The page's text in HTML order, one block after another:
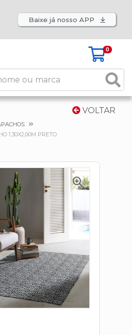
Baixe já nosso APP
0
VOLTAR
1,30X2,00M PRETO